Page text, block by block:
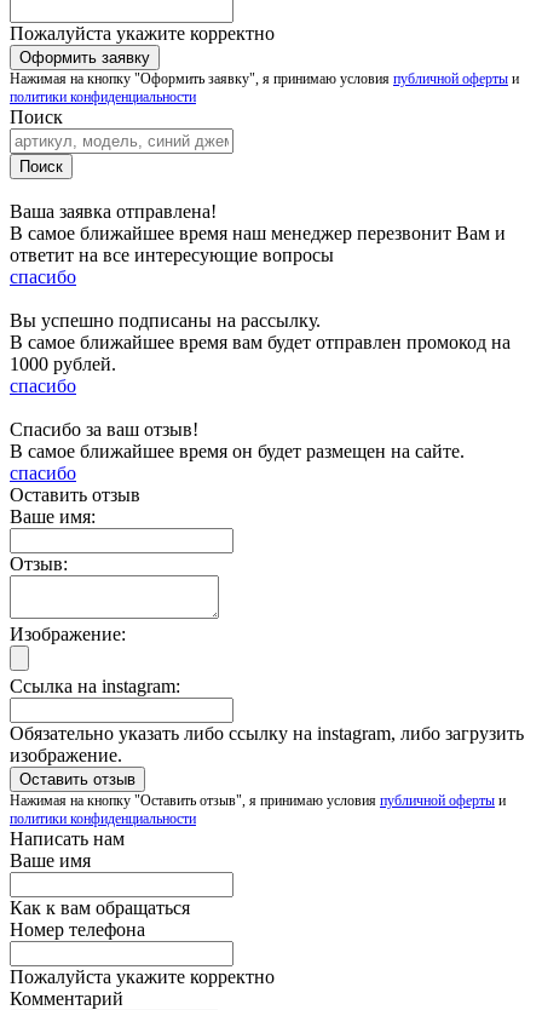
Пожалуйста укажите корректно
Нажимая на кнопку "Оформить заявку", я принимаю условия публичной оферты и
политики конфиденциальности
Поиск
Ваша заявка отправлена!
В самое ближайшее время наш менеджер перезвонит Вам и
ответит на все интересующие вопросы
спасибо
Вы успешно подписаны на рассылку.
В самое ближайшее время вам будет отправлен промокод на
1000 рублей.
спасибо
Спасибо за ваш отзыв!
В самое ближайшее время он будет размещен на сайте.
спасибо
Оставить отзыв
Ваше имя:
Отзыв:
Изображение:
Ссылка на instagram:
Обязательно указать либо ссылку на instagram, либо загрузить
изображение.
Нажимая на кнопку "Оставить отзыв", я принимаю условия публичной оферты и
политики конфиденциальности
Написать нам
Ваше имя
Как к вам обращаться
Номер телефона
Пожалуйста укажите корректно
Комментарий